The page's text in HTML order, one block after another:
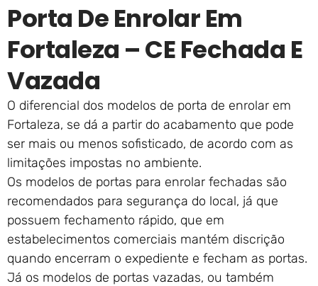
Porta De Enrolar Em
Fortaleza – CE Fechada E
Vazada
O diferencial dos modelos de porta de enrolar em
Fortaleza, se dá a partir do acabamento que pode
ser mais ou menos sofisticado, de acordo com as
limitações impostas no ambiente.
Os modelos de portas para enrolar fechadas são
recomendados para segurança do local, já que
possuem fechamento rápido, que em
estabelecimentos comerciais mantém discrição
quando encerram o expediente e fecham as portas.
Já os modelos de portas vazadas, ou também